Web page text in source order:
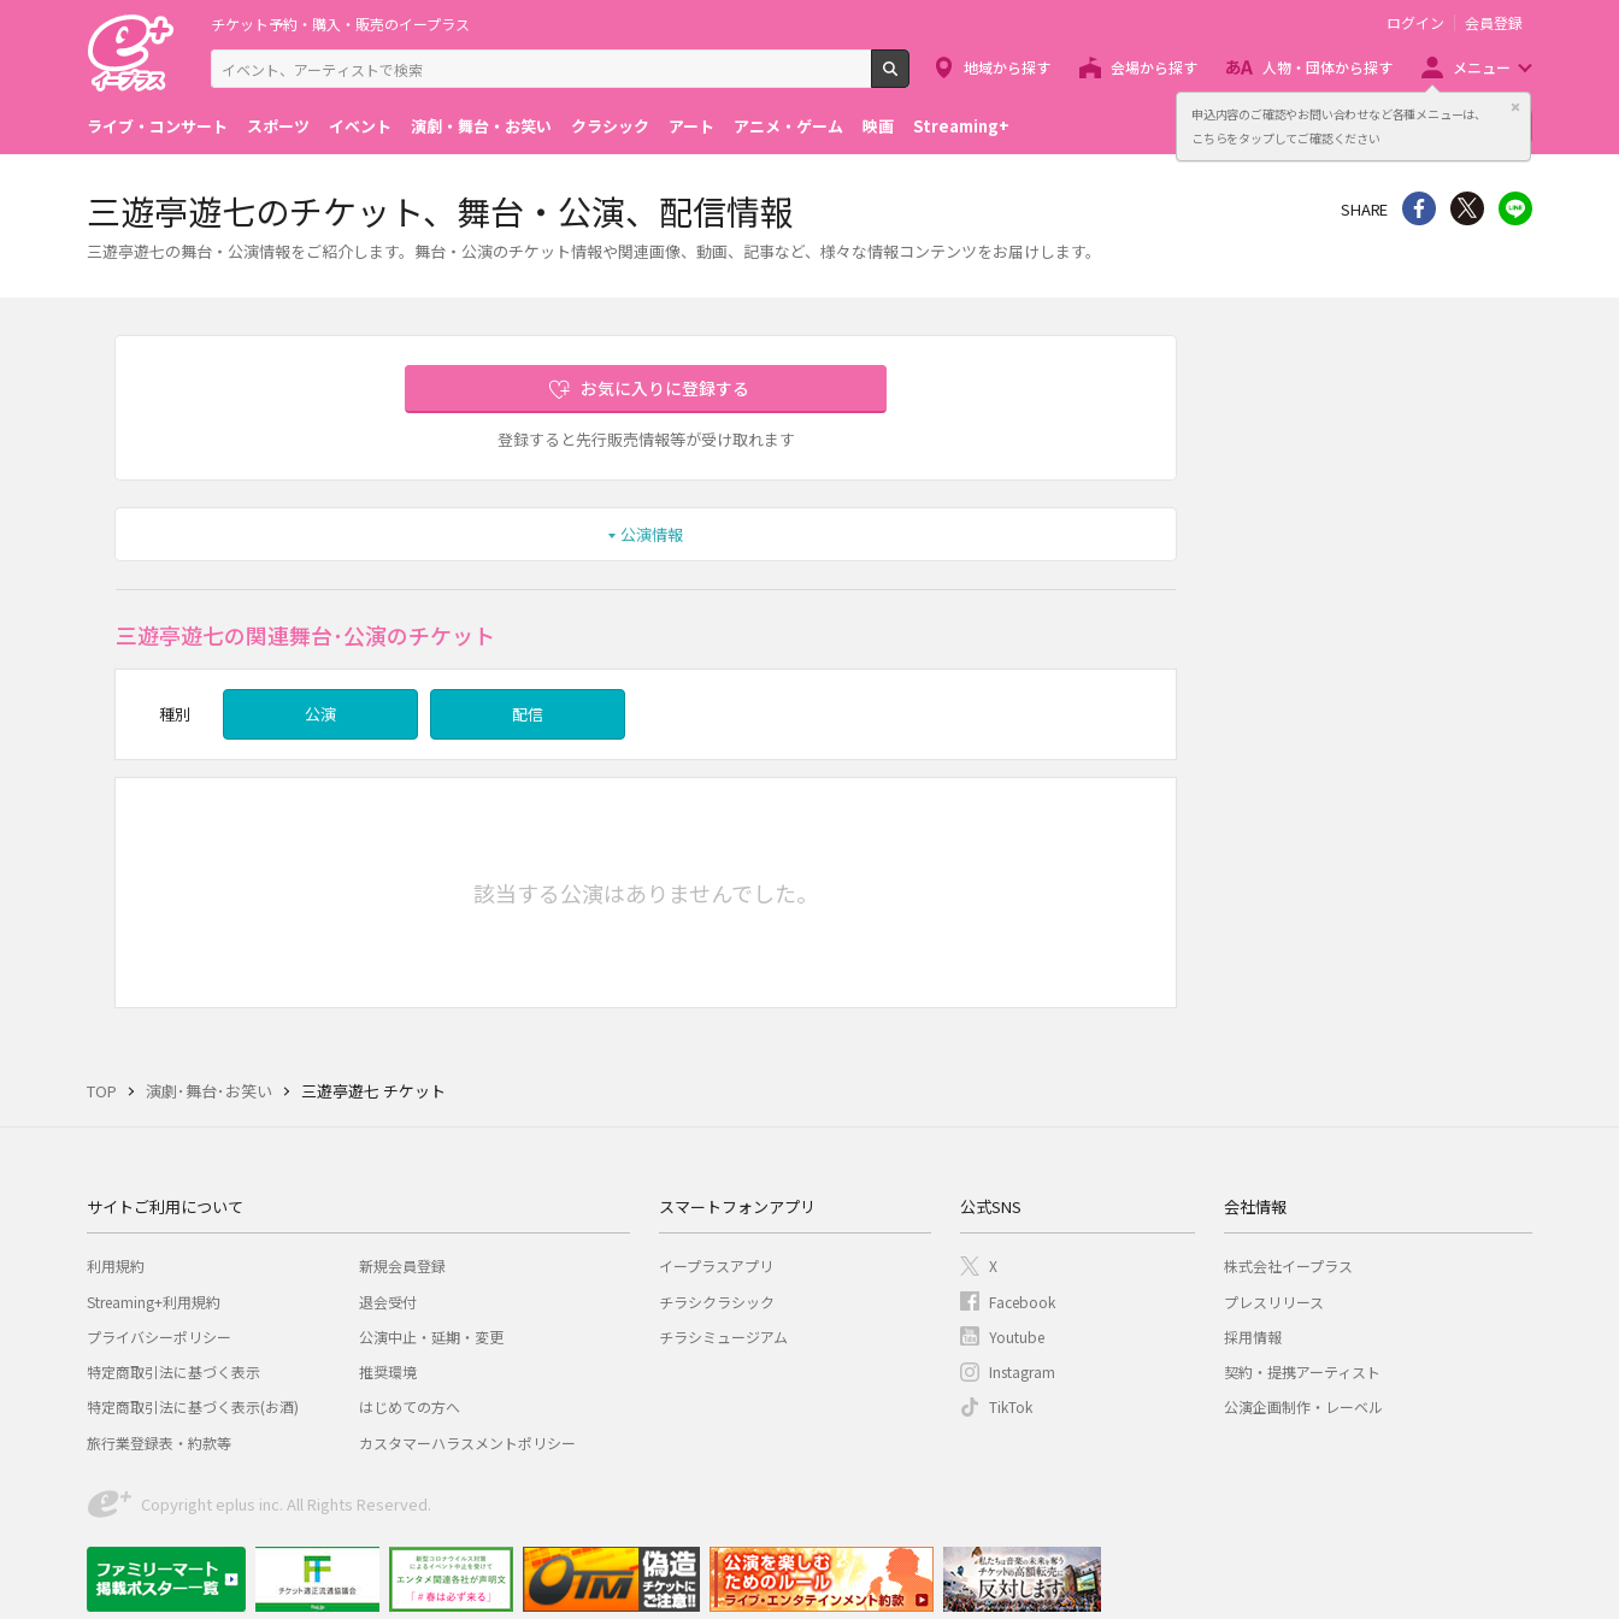
申込内容のご確認やお問い合わせなど各種メニューは、
こちらをタップしてご確認ください
閉じる
チケット予約・購入・販売のイープラス
検索
ログイン 会員登録
地域から探す 会場から探す 人物・団体から探す メニュー
ライブ・コンサート スポーツ イベント 演劇・舞台・お笑い クラシック アート アニメ・ゲーム 映画 Streaming+ 主催者向け販売サービス
TOP 演劇･舞台･お笑い 三遊亭遊七 チケット
三遊亭遊七のチケット、舞台・公演、配信情報
三遊亭遊七の舞台・公演情報をご紹介します。舞台・公演のチケット情報や関連画像、動画、記事など、様々な情報コンテンツをお届けします。
SHARE シェア Twitter
お気に入りに登録する
登録すると先行販売情報等が受け取れます
公演情報
三遊亭遊七の関連舞台･公演のチケット
種別 公演 配信
該当する公演はありませんでした。
サイトご利用について
利用規約
Streaming+利用規約
プライバシーポリシー
特定商取引法に基づく表示
特定商取引法に基づく表示(お酒)
旅行業登録表・約款等
新規会員登録
退会受付
公演中止・延期・変更
推奨環境
はじめての方へ
カスタマーハラスメントポリシー
スマートフォンアプリ
イープラスアプリ
チラシクラシック
チラシミュージアム
公式SNS
X
Facebook
Youtube
Instagram
TikTok
会社情報
株式会社イープラス
プレスリリース
採用情報
契約・提携アーティスト
公演企画制作・レーベル
Copyright eplus inc. All Rights Reserved.